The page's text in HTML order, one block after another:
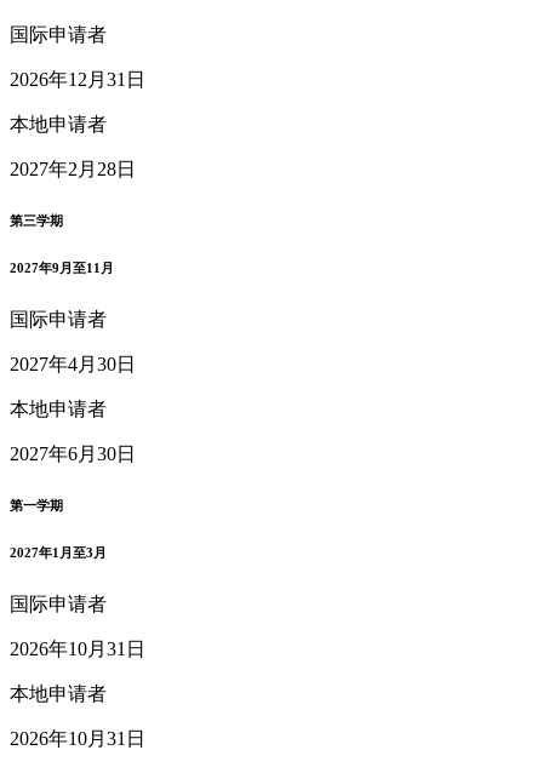
国际申请者
2026年12月31日
本地申请者
2027年2月28日
第三学期
2027年9月至11月
国际申请者
2027年4月30日
本地申请者
2027年6月30日
第一学期
2027年1月至3月
国际申请者
2026年10月31日
本地申请者
2026年10月31日